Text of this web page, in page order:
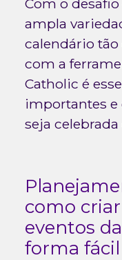
Com o
ampla
calendário
com a
Catholic é
importantes e
seja
como
eventos
forma fácil